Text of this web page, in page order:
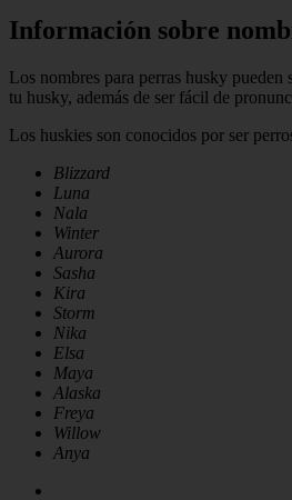
Información sobre
Los nombres para perras husky
tu husky, además de ser fácil de
Los huskies son conocidos por ser
Blizzard
Luna
Nala
Winter
Aurora
Sasha
Kira
Storm
Nika
Elsa
Maya
Alaska
Freya
Willow
Anya